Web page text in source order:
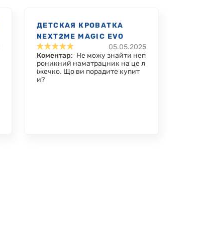
ДЕТСКАЯ КРОВАТКА
NEXT2ME MAGIC EVO
05.05.2025
Коментар: Не можу знайти неп
роникний наматрацник на це л
іжечко. Що ви порадите купит
и?